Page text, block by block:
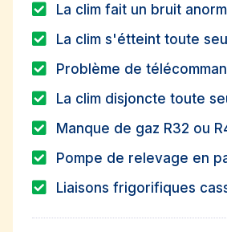
La clim fait un bruit
La clim s'étteint toute
Problème de
La clim disjoncte toute
Manque de gaz R32 ou
Pompe de relevage en
Liaisons frigorifiques